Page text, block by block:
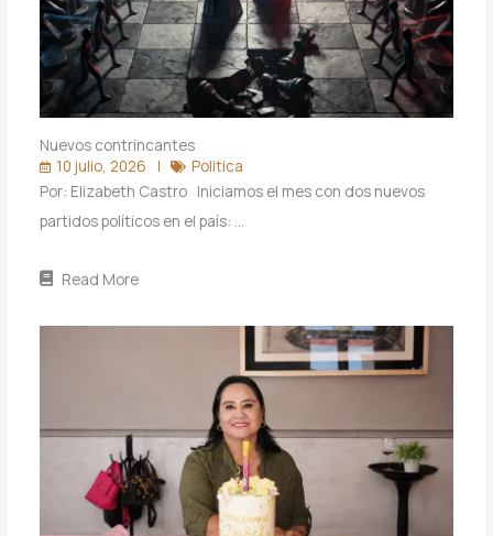
Nuevos contrincantes
10 julio, 2026
Politica
Por: Elizabeth Castro Iniciamos el mes con dos nuevos
partidos políticos en el país: …
Read More